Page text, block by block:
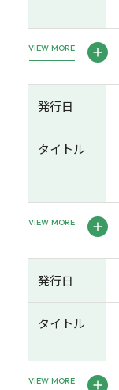
VIEW MORE
発行日
タイトル
VIEW MORE
発行日
タイトル
VIEW MORE